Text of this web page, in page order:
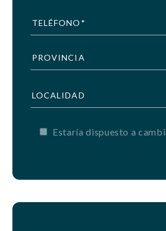
Estaría dispuesto a